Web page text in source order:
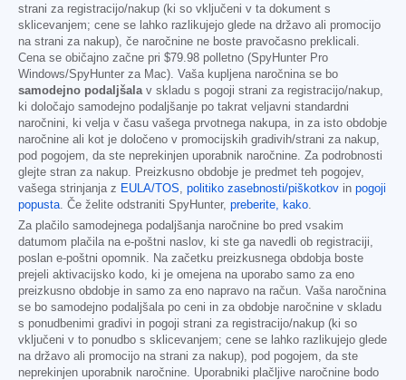
strani za registracijo/nakup (ki so vključeni v ta dokument s
sklicevanjem; cene se lahko razlikujejo glede na državo ali promocijo
na strani za nakup), če naročnine ne boste pravočasno preklicali.
Cena se običajno začne pri $79.98 polletno (SpyHunter Pro
Windows/SpyHunter za Mac). Vaša kupljena naročnina se bo
samodejno podaljšalav skladu s pogoji strani za registracijo/nakup,
ki določajo samodejno podaljšanje po takrat veljavni standardni
naročnini, ki velja v času vašega prvotnega nakupa, in za isto obdobje
naročnine ali kot je določeno v promocijskih gradivih/strani za nakup,
pod pogojem, da ste neprekinjen uporabnik naročnine. Za podrobnosti
glejte stran za nakup. Preizkusno obdobje je predmet teh pogojev,
vašega strinjanja z EULA/TOS, politiko zasebnosti/piškotkov in pogoji
popusta. Če želite odstraniti SpyHunter, preberite, kako.
Za plačilo samodejnega podaljšanja naročnine bo pred vsakim
datumom plačila na e-poštni naslov, ki ste ga navedli ob registraciji,
poslan e-poštni opomnik. Na začetku preizkusnega obdobja boste
prejeli aktivacijsko kodo, ki je omejena na uporabo samo za eno
preizkusno obdobje in samo za eno napravo na račun. Vaša naročnina
se bo samodejno podaljšala po ceni in za obdobje naročnine v skladu
s ponudbenimi gradivi in pogoji strani za registracijo/nakup (ki so
vključeni v to ponudbo s sklicevanjem; cene se lahko razlikujejo glede
na državo ali promocijo na strani za nakup), pod pogojem, da ste
neprekinjen uporabnik naročnine. Uporabniki plačljive naročnine bodo